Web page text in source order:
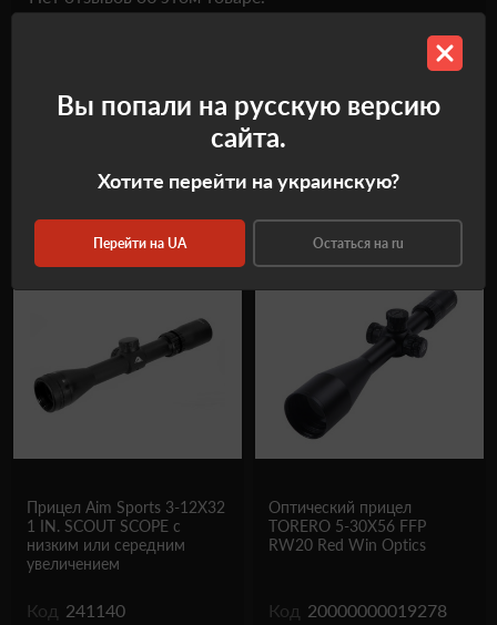
Все отзывы
Рекомендуемые товары
Прицел Aim Sports 3-12X32
1 IN. SCOUT SCOPE с
низким или середним
увеличением
Код 241140
Оптический прицел
TORERO 5-30X56 FFP
RW20 Red Win Optics
Код 20000000019278
Вы попали на русскую версию
сайта.
Хотите перейти на украинскую?
Перейти на UA Остаться на ru